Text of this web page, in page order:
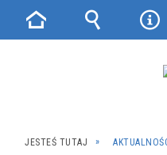
JESTEŚ TUTAJ
Strona